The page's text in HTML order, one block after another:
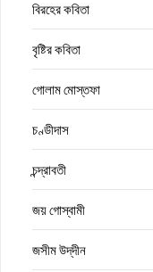
বিরহের কবিতা
বৃষ্টির কবিতা
গোলাম মোস্তফা
চণ্ডীদাস
চন্দ্রাবতী
জয় গোস্বামী
জসীম উদ্‌দীন